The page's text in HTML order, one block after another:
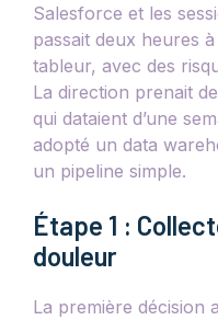
Salesforce et les
passait deux heures
tableur, avec des
La direction prenait
qui dataient d’une
adopté un data
un pipeline simple.
Étape 1 :
douleur
La première décision